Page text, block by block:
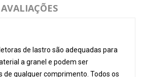
AVALIAÇÕES
de lastro são adequadas para
a granel e podem ser
de qualquer comprimento. Todos os